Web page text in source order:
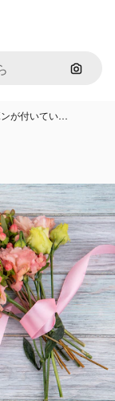
画像で
が付いてい…